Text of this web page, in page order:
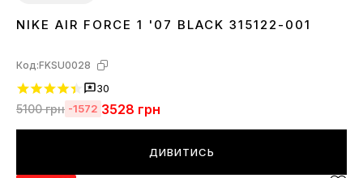
3637 38 39 40414243 44 45 46
NIKE AIR FORCE 1 '07 BLACK 315122-001
Код:FKSU0028
30
5100грн -1572 3528 грн
ДИВИТИСЬ